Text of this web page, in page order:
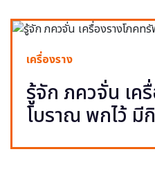
เครื่องราง
รู้จัก ภควจั่น เค
โบราณ พกไว้ มี